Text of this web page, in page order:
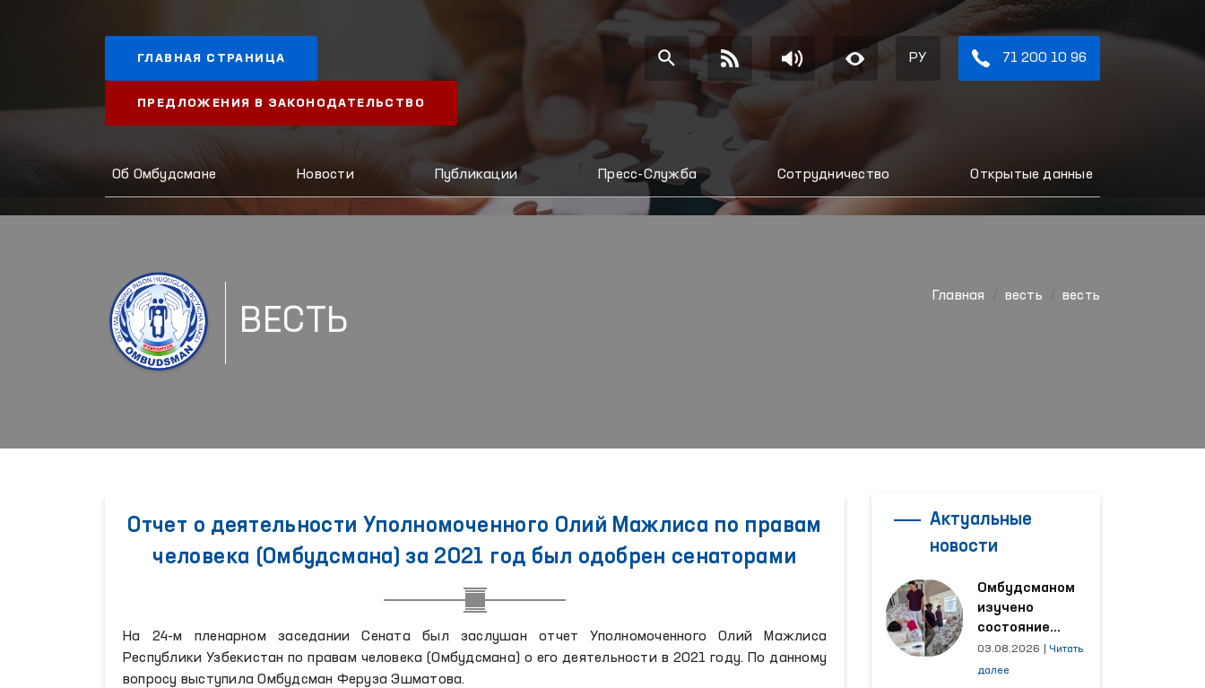
ГЛАВНАЯ СТРАНИЦА
ПРЕДЛОЖЕНИЯ В ЗАКОНОДАТЕЛЬСТВО
РУ 71 200 10 96
Об Омбудсмане Новости Публикации Пресс-Служба Сотрудничество Открытые данные
ВЕСТЬ
Главная весть весть
Отчет о деятельности Уполномоченного Олий Мажлиса по правам
человека (Омбудсмана) за 2021 год был одобрен сенаторами
На 24-м пленарном заседании Сената был заслушан отчет Уполномоченного Олий Мажлиса
Республики Узбекистан по правам человека (Омбудсмана) о его деятельности в 2021 году. По данному
вопросу выступила Омбудсман Феруза Эшматова.
Актуальные
новости
Омбудсманом
изучено
состояние
женщины,
пострадавшей от
03.08.2026
Читать
далее